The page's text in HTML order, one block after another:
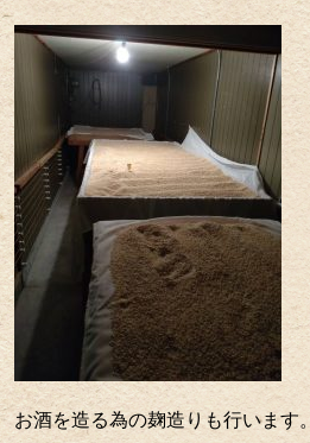
お酒を造る為の麹造りも行います。